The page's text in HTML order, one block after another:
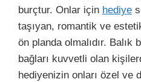
burçtur. Onlar için hediye
taşıyan, romantik ve
ön planda olmalıdır.
bağları kuvvetli olan
hediyenizin onları özel ve